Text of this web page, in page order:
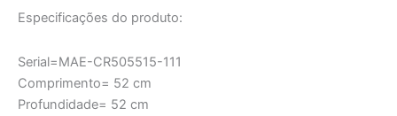
Especificações do produto:
Serial=MAE-CR505515-111
Comprimento= 52 cm
Profundidade= 52 cm